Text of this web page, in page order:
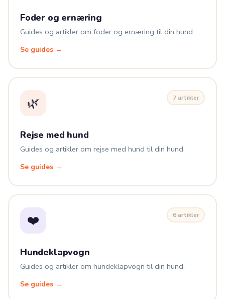
Foder og ernæring
Guides og artikler om foder og ernæring til din hund.
Se guides →
🌿 7 artikler
Rejse med hund
Guides og artikler om rejse med hund til din hund.
Se guides →
❤️ 6 artikler
Hundeklapvogn
Guides og artikler om hundeklapvogn til din hund.
Se guides →